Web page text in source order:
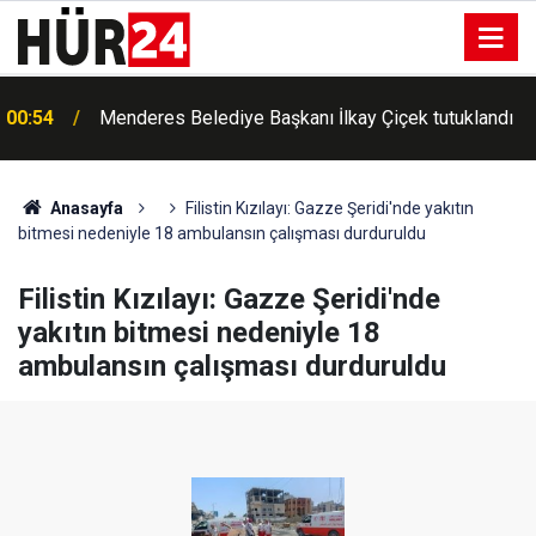
00:42
Erdemli'de Kur'an kursu öğrencileri piknikte buluştu
Anasayfa
Filistin Kızılayı: Gazze Şeridi'nde yakıtın
bitmesi nedeniyle 18 ambulansın çalışması durduruldu
Filistin Kızılayı: Gazze Şeridi'nde
yakıtın bitmesi nedeniyle 18
ambulansın çalışması durduruldu